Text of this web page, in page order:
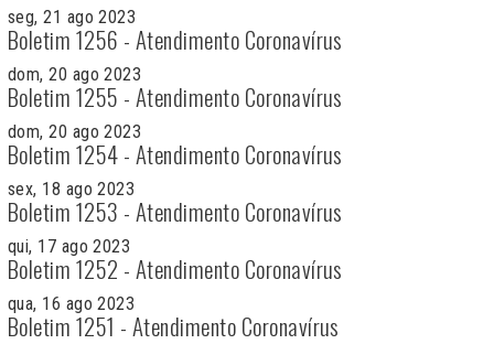
seg, 21 ago 2023
Boletim 1256 - Atendimento Coronavírus
dom, 20 ago 2023
Boletim 1255 - Atendimento Coronavírus
dom, 20 ago 2023
Boletim 1254 - Atendimento Coronavírus
sex, 18 ago 2023
Boletim 1253 - Atendimento Coronavírus
qui, 17 ago 2023
Boletim 1252 - Atendimento Coronavírus
qua, 16 ago 2023
Boletim 1251 - Atendimento Coronavírus